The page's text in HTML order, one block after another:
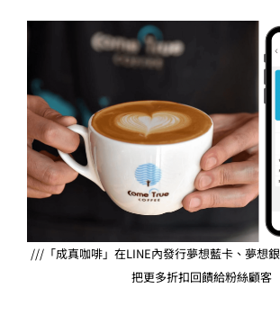
///「成真咖啡」在LINE內發行夢想藍卡、夢想
把更多折扣回饋給粉絲顧客